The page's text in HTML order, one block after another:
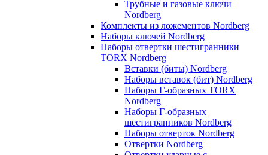
Трубные и газовые ключи
Nordberg
Комплекты из ложементов Nordberg
Наборы ключей Nordberg
Наборы отвертки шестигранники
TORX Nordberg
Вставки (биты) Nordberg
Наборы вставок (бит) Nordberg
Наборы Г-образных TORX
Nordberg
Наборы Г-образных
шестигранников Nordberg
Наборы отверток Nordberg
Отвертки Nordberg